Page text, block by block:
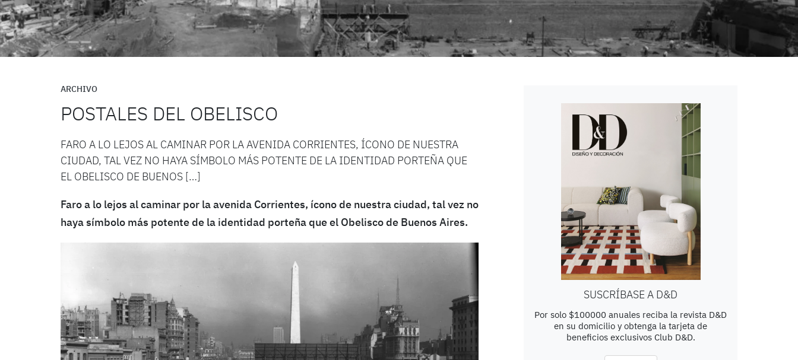
ARCHIVO
POSTALES DEL OBELISCO
FARO A LO LEJOS AL CAMINAR POR LA AVENIDA CORRIENTES, ÍCONO DE NUESTRA
CIUDAD, TAL VEZ NO HAYA SÍMBOLO MÁS POTENTE DE LA IDENTIDAD PORTEÑA QUE
EL OBELISCO DE BUENOS […]
Faro a lo lejos al caminar por la avenida Corrientes, ícono de nuestra ciudad, tal vez no
haya símbolo más potente de la identidad porteña que el Obelisco de Buenos Aires.
SUSCRÍBASE A D&D
Por solo $100000 anuales reciba la revista D&D
en su domicilio y obtenga la tarjeta de
beneficios exclusivos Club D&D.